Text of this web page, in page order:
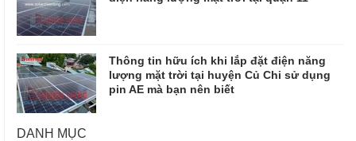
Thông tin hữu ích khi lắp đặt điện năng
lượng mặt trời tại huyện Củ Chi sử dụng
pin AE mà bạn nên biết
DANH MỤC